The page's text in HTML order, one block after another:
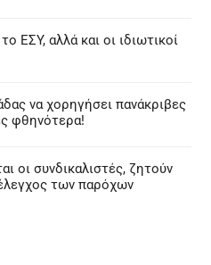
ΕΣΥ, αλλά και οι ιδιωτικοί
να χορηγήσει πανάκριβες
φθηνότερα!
οι συνδικαλιστές, ζητούν
των παρόχων